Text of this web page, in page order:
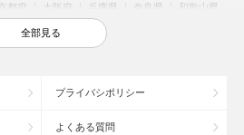
京都府 大阪府 兵庫県 奈良県 和歌山県
島根県 岡山県 広島県
沖縄県
全部見る
プライバシポリシー
よくある質問